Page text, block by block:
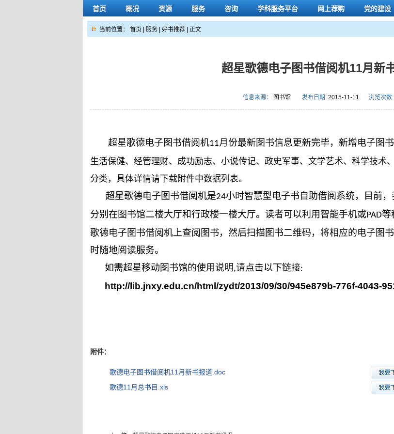
首页 概况 资源 服务 咨询 学科服务平台 网上荐购 党的建设
当前位置： 首页 服务 好书推荐 | 正文
超星歌德电子图书借阅机11月新
信息来源： 图书馆 发布日期:2015-11-11 浏览次
超星歌德电子图书借阅机11月份最新图书信息更新完毕，新增电子图书
生活保健、经管理财、成功励志、小说传记、政史军事、文学艺术、科学技术
分类，具体详情请下载附件中数据列表。
超星歌德电子图书借阅机是24小时智慧型电子书自助借阅系统，目前
分别在图书馆二楼大厅和行政楼一楼大厅。读者可以利用智能手机或PAD等
歌德电子图书借阅机上查阅图书，然后扫描图书二维码，将相应的电子图
时随地阅读服务。
如需超星移动图书馆的使用说明,请点击以下链接:
http://lib.jnxy.edu.cn/html/zydt/2013/09/30/945e879b-776f-4043-
附件：
歌德电子图书借阅机11月新书报道.doc
歌德11月总书目.xls